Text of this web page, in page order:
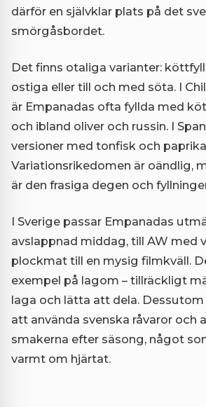
därför en självklar plats på det
smörgåsbordet.
Det finns otaliga varianter:
ostiga eller till och med söta. I
är Empanadas ofta fyllda med
och ibland oliver och russin. I
versioner med tonfisk och
Variationsrikedomen är oändlig,
är den frasiga degen och
I Sverige passar Empanadas
avslappnad middag, till AW med
plockmat till en mysig filmkväll.
exempel på lagom – tillräckligt
laga och lätta att dela.
att använda svenska råvaror och
smakerna efter säsong, något
varmt om hjärtat.